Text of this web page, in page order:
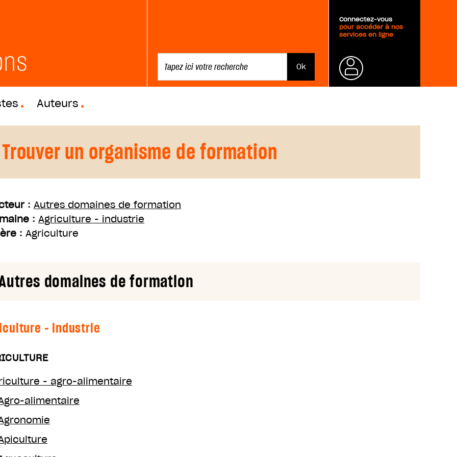
Connectez-vous
pour accéder à nos
services en ligne
Auteurs
Trouver un organisme de formation
: Autres domaines de formation
: Agriculture - industrie
: Agriculture
domaines de formation
- industrie
- agro-alimentaire
alimentaire